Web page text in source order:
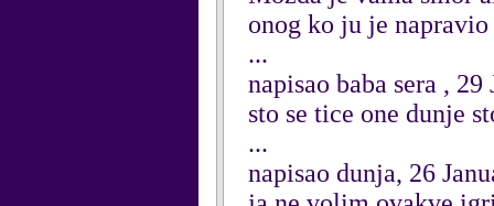
onog ko ju je napravio
...
napisao baba sera , 29
sto se tice one dunje
...
napisao dunja, 26